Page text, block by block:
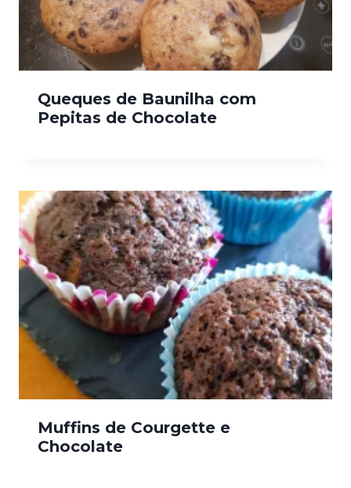
Queques de Baunilha com
Pepitas de Chocolate
Muffins de Courgette e
Chocolate